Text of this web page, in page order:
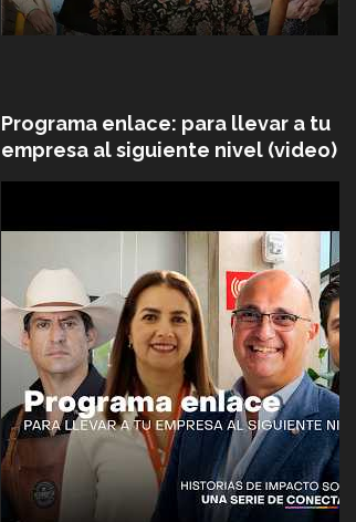
Programa enlace: para llevar a tu
empresa al siguiente nivel (video)